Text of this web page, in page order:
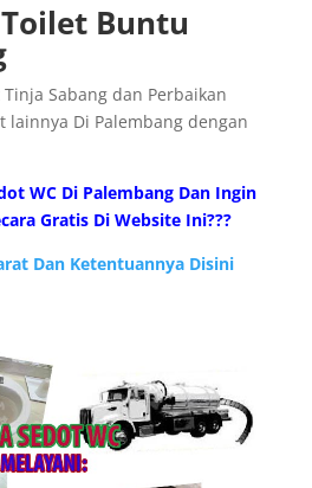
Buntu
Sabang dan Perbaikan
lainnya Di Palembang dengan
WC Di Palembang Dan Ingin
Gratis Di Website Ini???
Dan Ketentuannya Disini